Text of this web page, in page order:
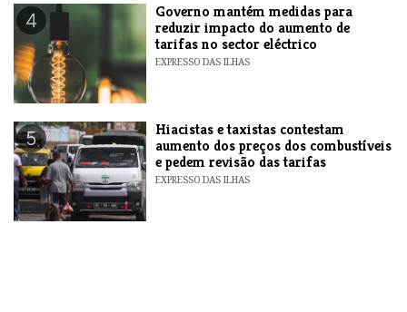
4
Governo mantém medidas para
reduzir impacto do aumento de
tarifas no sector eléctrico
EXPRESSO DAS ILHAS
5
Hiacistas e taxistas contestam
aumento dos preços dos combustíveis
e pedem revisão das tarifas
EXPRESSO DAS ILHAS